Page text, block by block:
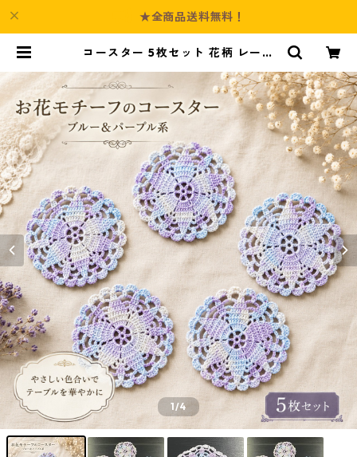
★全商品送料無料！
コースター 5枚セット 花柄 レース
Culture-Booth
1/4